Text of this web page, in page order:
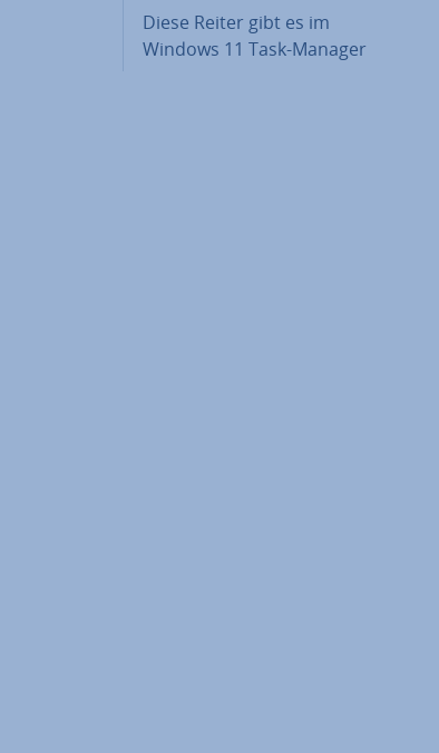
Diese Reiter gibt es im
Windows 11 Task-Manager